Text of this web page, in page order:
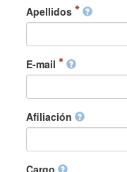
Apellidos
E-mail
Afiliación
Cargo